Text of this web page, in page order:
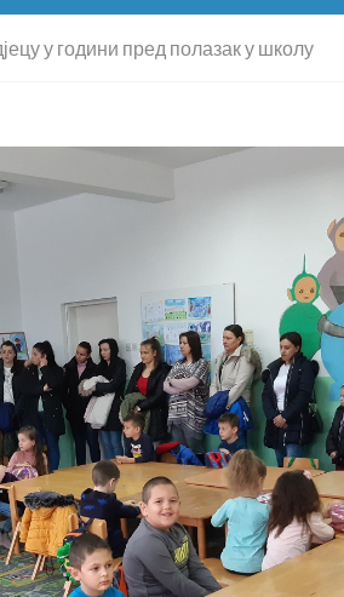
у години пред полазак у школу